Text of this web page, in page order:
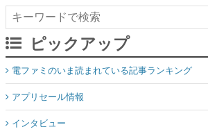
ピックアップ
電ファミのいま読まれている記事ランキング
アプリセール情報
インタビュー